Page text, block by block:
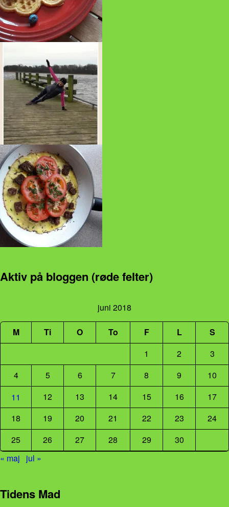
Aktiv på bloggen (røde felter)
juni 2018
M Ti O To F L
S
1
2
3
4
5 6 7 8 9
10
11
12 13 14 15 16
17
18
19 20 21 22 23
24
25
26 27 28 29
30
« maj
jul »
Tidens Mad